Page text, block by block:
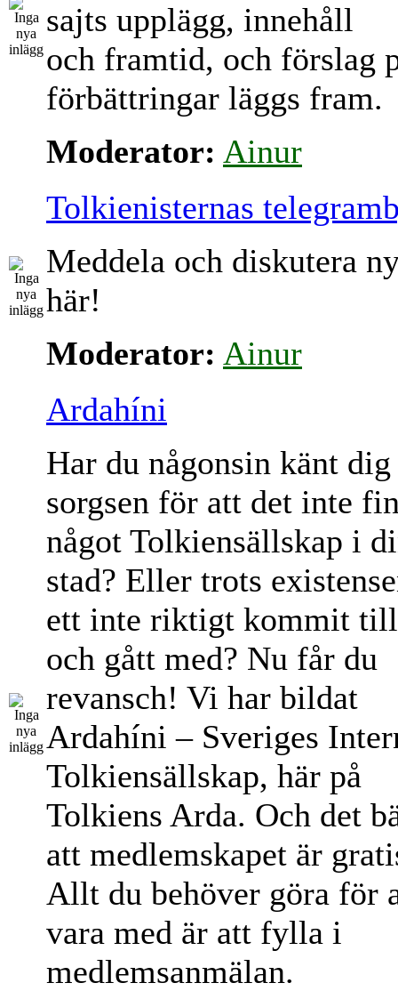
sajts upplägg, innehåll
och framtid, och förslag
förbättringar läggs fram.
Moderator: Ainur
Tolkienisternas
Meddela och diskutera
här!
Moderator: Ainur
Ardahíni
Har du någonsin känt dig
sorgsen för att det inte
något Tolkiensällskap i
stad? Eller trots
ett inte riktigt kommit
och gått med? Nu får du
revansch! Vi har bildat
Ardahíni – Sveriges
Tolkiensällskap, här på
Tolkiens Arda. Och det
att medlemskapet är
Allt du behöver göra för
vara med är att fylla i
medlemsanmälan.